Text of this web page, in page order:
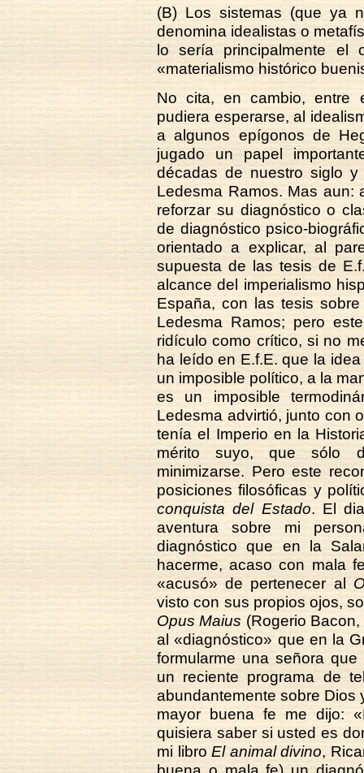
(B) Los sistemas (que ya
denomina idealistas o
lo sería principalmente
«materialismo histórico
No cita, en cambio, entre
pudiera esperarse, al
a algunos epígonos de
jugado un papel
décadas de nuestro siglo y
Ledesma Ramos. Mas aun:
reforzar su diagnóstico o
de diagnóstico psico-
orientado a explicar, al
supuesta de las tesis de
alcance del imperialismo
España, con las tesis
Ledesma Ramos; pero
ridículo como crítico, si no
ha leído en E.f.E. que la
un imposible político, a la
es un imposible
Ledesma advirtió, junto con
tenía el Imperio en la
mérito suyo, que sólo
minimizarse. Pero este
posiciones filosóficas y
conquista del Estado. El
aventura sobre mi
diagnóstico que en la
hacerme, acaso con mala
«acusó» de pertenecer al
visto con sus propios ojos,
Opus Maius (Rogerio
al «diagnóstico» que en la
formularme una señora
un reciente programa de
abundantemente sobre Dios
mayor buena fe me dijo:
quisiera saber si usted es
mi libroEl animal divino,